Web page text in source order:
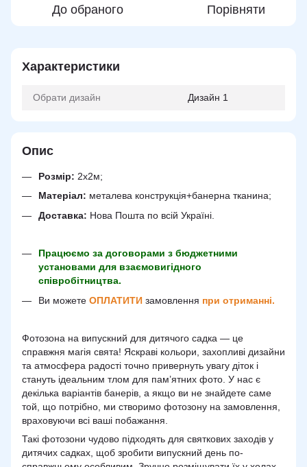
До обраного Порівняти
Характеристики
Обрати дизайн Дизайн 1
Опис
Розмір: 2х2м;
Матеріал: металева конструкція+банерна тканина;
Доставка: Нова Пошта по всій Україні.
Працюємо за договорами з бюджетними
установами для взаємовигідного
співробітництва.
Ви можете ОПЛАТИТИ замовлення при отриманні.
Фотозона на випускний для дитячого садка — це
справжня магія свята! Яскраві кольори, захопливі дизайни
та атмосфера радості точно привернуть увагу діток і
стануть ідеальним тлом для пам’ятних фото. У нас є
декілька варіантів банерів, а якщо ви не знайдете саме
той, що потрібно, ми створимо фотозону на замовлення,
враховуючи всі ваші побажання.
Такі фотозони чудово підходять для святкових заходів у
дитячих садках, щоб зробити випускний день по-